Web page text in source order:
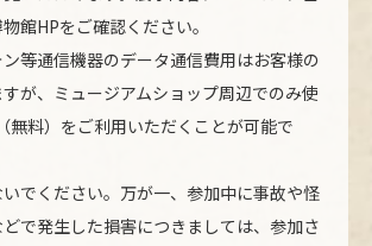
館HPをご確認ください。
ン等通信機器のデータ通信費用はお客様の
が、ミュージアムショップ周辺でのみ使
無料）をご利用いただくことが可能で
いでください。万が一、参加中に事故や怪
で発生した損害につきましては、参加さ